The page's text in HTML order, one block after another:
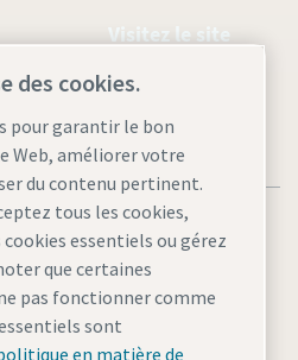
Visitez le site
de confidentialité
Plan du site
des cookies.
pour garantir le bon
Web, améliorer votre
du contenu pertinent.
tous les cookies,
essentiels ou gérez
que certaines
pas fonctionner comme
sont
en matière de